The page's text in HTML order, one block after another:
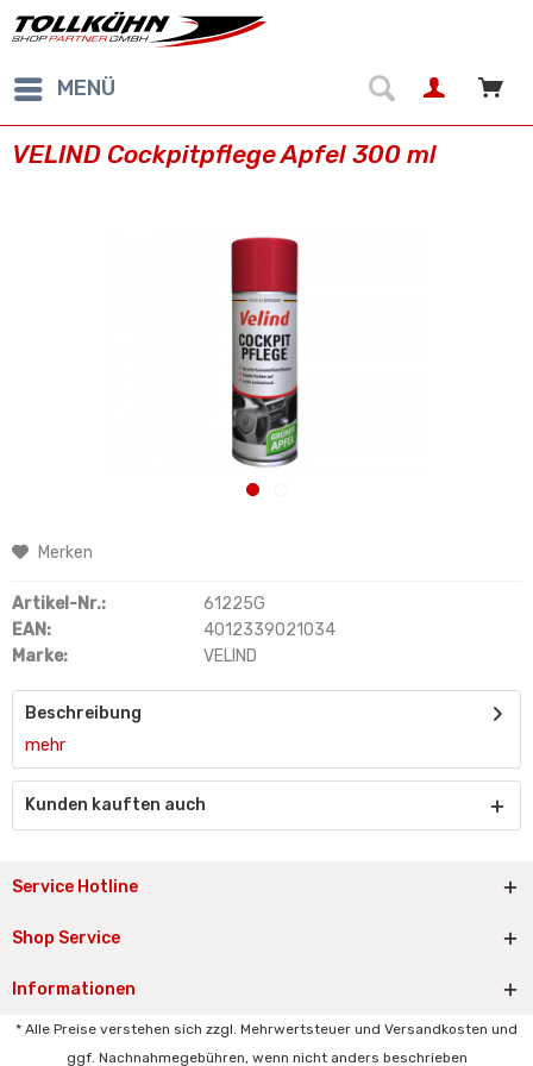
MENÜ
VELIND Cockpitpflege Apfel 300 ml
Merken
Artikel-Nr.:
61225G
EAN:
4012339021034
Marke:
VELIND
Beschreibung
mehr
Kunden kauften auch
Service Hotline
Shop Service
Informationen
* Alle Preise verstehen sich zzgl. Mehrwertsteuer und Versandkosten und
ggf. Nachnahmegebühren, wenn nicht anders beschrieben